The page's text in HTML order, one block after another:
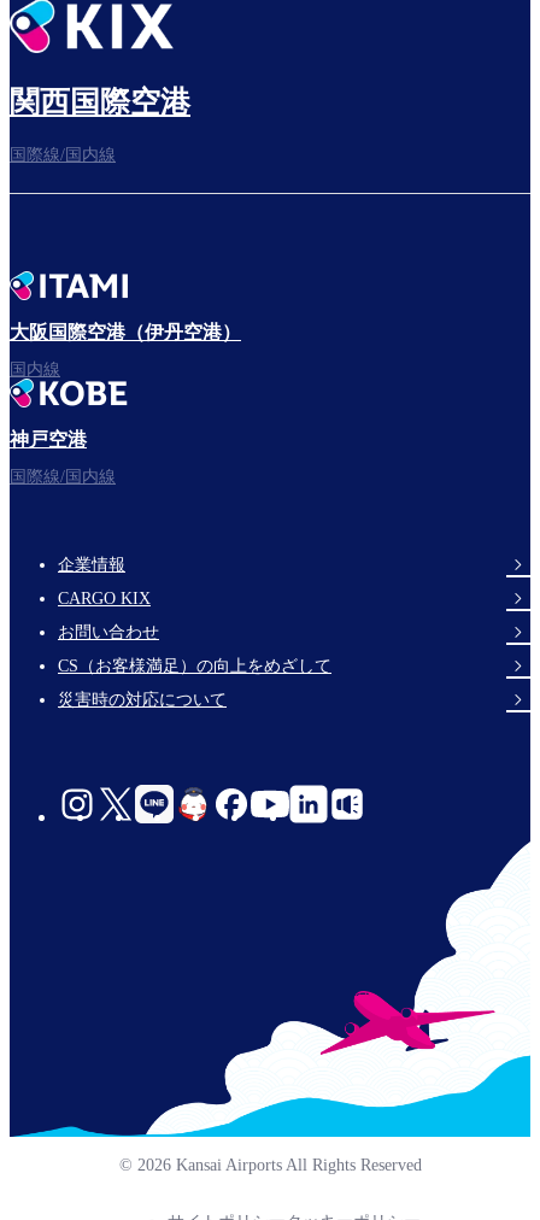
関西国際空港
国際線/国内線
大阪国際空港（伊丹空港）
国内線
神戸空港
国際線/国内線
Footer
Links
企業情報
CARGO KIX
お問い合わせ
CS（お客様満足）の向上をめざして
災害時の対応について
social-
© 2026 Kansai Airports All Rights Reserved